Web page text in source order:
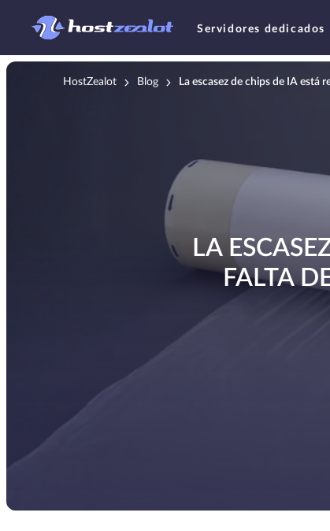
Servidores dedicados
HostZealot Blog La escasez de chips de IA está
LA
FALTA